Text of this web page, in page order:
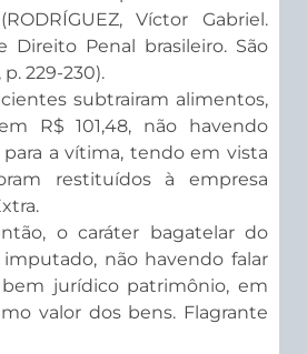
Víctor Gabriel.
Direito Penal brasileiro. São
p. 229-230).
subtrairam alimentos,
R$ 101,48, não havendo
a vítima, tendo em vista
restituídos à empresa
o caráter bagatelar do
não havendo falar
jurídico patrimônio, em
valor dos bens. Flagrante